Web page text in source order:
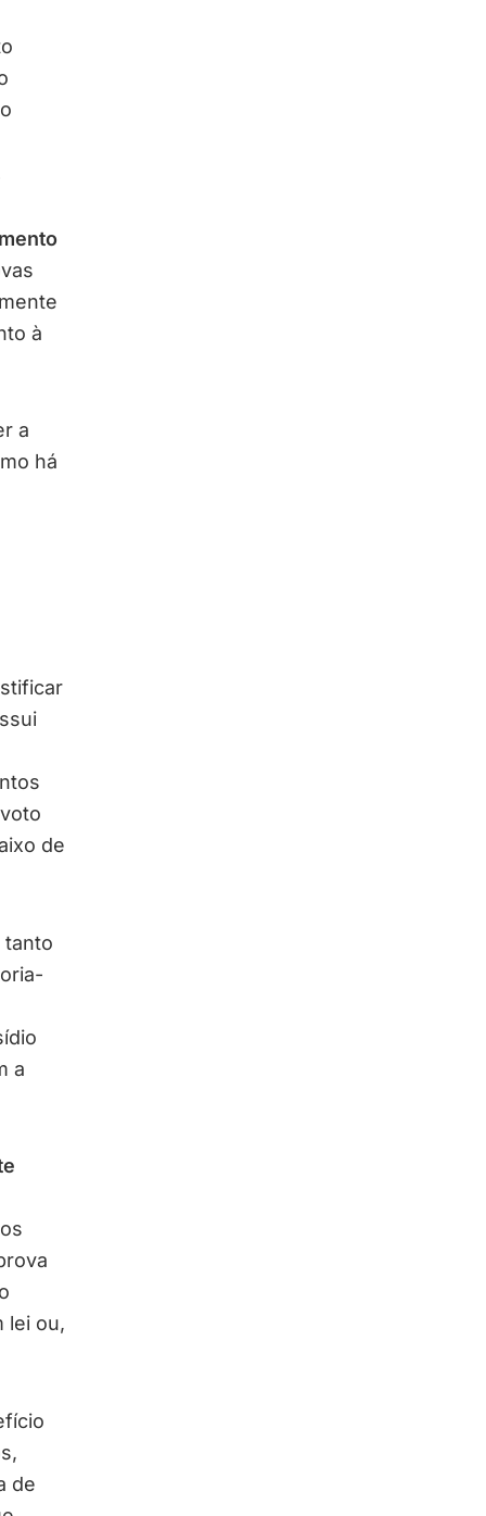
à
a
há
de
tanto
a
lei ou,
de